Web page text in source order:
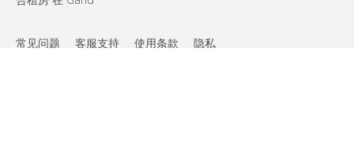
常见问题 客服支持 使用条款 隐私